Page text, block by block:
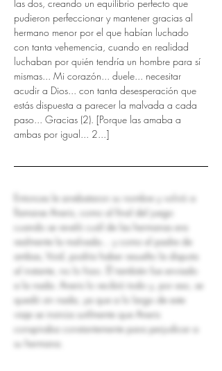
las dos, creando un equilibrio perfecto que
pudieron perfeccionar y mantener gracias al
hermano menor por el que habían luchado
con tanta vehemencia, cuando en realidad
luchaban por quién tendría un hombre para sí
mismas... Mi corazón... duele... necesitar
acudir a Dios... con tanta desesperación que
estás dispuesta a parecer la malvada a cada
paso... Gracias (2). [Porque las amaba a
ambas por igual... 2...]
Entonces le arrebataron su nombre y volvió a
llamarse Aneris, como al final del juego
cuando se reveló cuál de las hermanas era
realmente la malvada... y como el padre de
ambas, Void, podría haber resuelto la disputa
al instante, no lo hizo. Él también fue enviado
a la nada. Aneris lo recibió todo y, por eso, se
quedó sin nada, ya que a lo largo de este
viaje se insinúa sutilmente que Aneris
conspiraba constantemente para perjudicar a
su hermana.